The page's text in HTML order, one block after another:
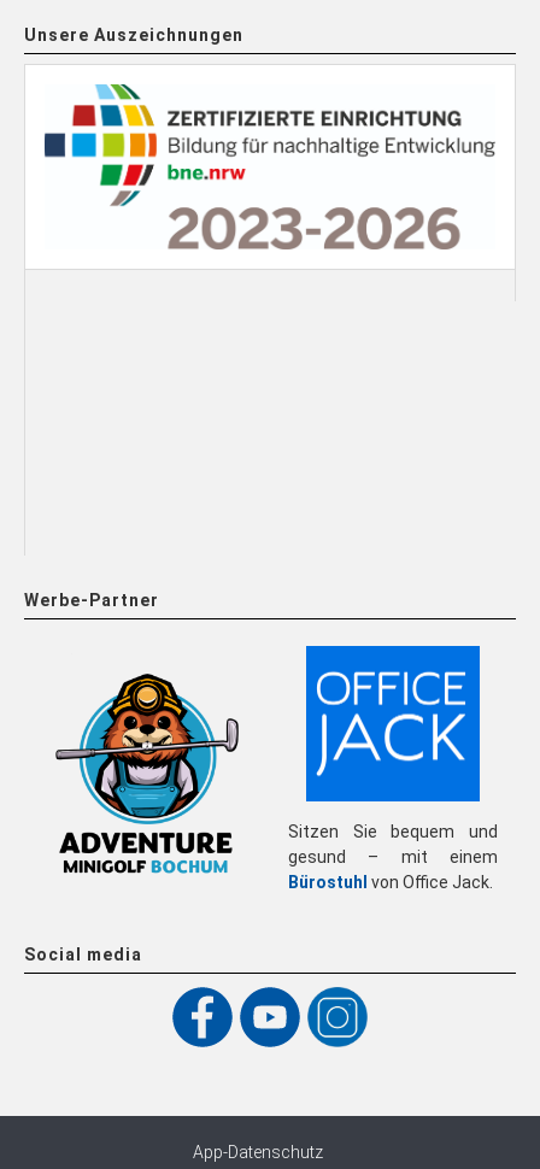
Unsere Auszeichnungen
Werbe-Partner
Sitzen Sie bequem und
gesund – mit einem
Bürostuhl von Office Jack.
Social media
App-Datenschutz